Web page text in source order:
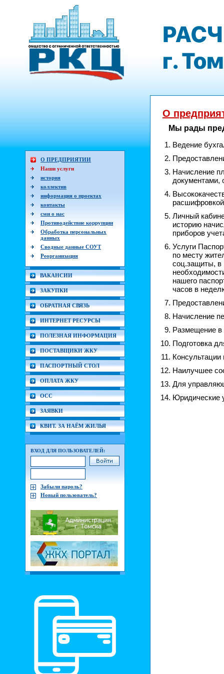
О ПРЕДПРИЯТИИ
Наши услуги
история
коллектив
информация о проектах
контакты
сми о нас
Противодействие коррупции
Обработка персональных
данных
Сводные данные СОУТ
Реорганизация
ВАКАНСИИ
ЗАКУПКИ
ОБРАТНАЯ СВЯЗЬ
ИНТЕРНЕТ РЕСУРСЫ
ПОЛЕЗНАЯ ИНФОРМАЦИЯ
ПОСТАВЩИКИ ЖКУ
ПАСПОРТНЫЙ СТОЛ
ОПЛАТА ЖКУ
ОСС
ЗАЯВКИ
КВИТ. ЗА НАЁМ ЖИЛЬЯ
ВХОД ДЛЯ ПОЛЬЗОВАТЕЛЕЙ:
Забыли пароль?
Новый пользователь?
О
Мы рады
Ведение
Начисление
документами,
Личный
историю
приборов
Услуги
по месту
соц.защиты, в
нашего
часов в
Начисление
Размещение в
Подготовка
Наилучшее
Для
Юридические